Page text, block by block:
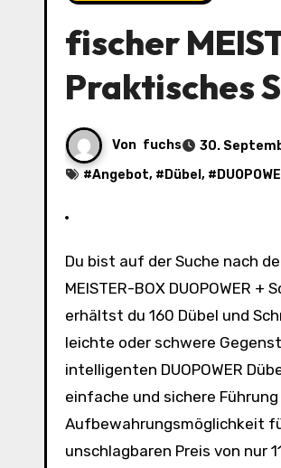
fischer
Praktisches
Von fuchs
30.
#Angebot, # Dübel , #
Du bist auf der Suche nach dem perfekten Werkzeugset für deine Heimwerkerprojekte? Dann ist die fischer
MEISTER-BOX DUOPOWER
erhältst du 160 Dübel und
leichte oder schwere
intelligenten DUOPOWER
einfache und sichere
Aufbewahrungsmöglichkeit
unschlagbaren Preis von nur